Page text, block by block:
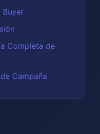
Buyer
Completa de
Campaña